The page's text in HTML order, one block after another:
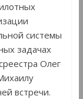
системы
задачах
Олег
встречи.